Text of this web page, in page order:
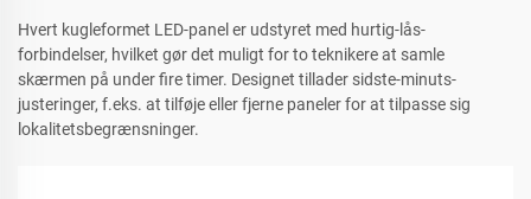
Hvert kugleformet LED-panel er udstyret med hurtig-lås-
forbindelser, hvilket gør det muligt for to teknikere at samle
skærmen på under fire timer. Designet tillader sidste-minuts-
justeringer, f.eks. at tilføje eller fjerne paneler for at tilpasse sig
lokalitetsbegrænsninger.